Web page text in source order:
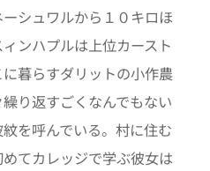
シュワルから１０キロほ
ンハプルは上位カースト
暮らすダリットの小作農
り返すごくなんでもない
を呼んでいる。村に住む
てカレッジで学ぶ彼女は